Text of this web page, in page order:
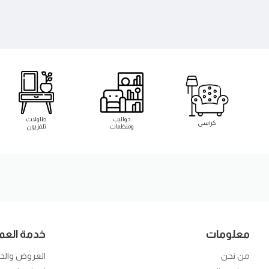
كراسى
دواليب
ومنظمات
طاولات
تلفزيون
معلومات
من نحن
خدمة
العروض